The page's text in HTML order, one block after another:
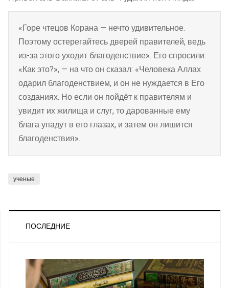
«Горе чтецов Корана — нечто удивительное.
Поэтому остерегайтесь дверей правителей, ведь
из-за этого уходит благоденствие». Его спросили:
«Как это?», — на что он сказал: «Человека Аллах
одарил благоденствием, и он не нуждается в Его
созданиях. Но если он пойдёт к правителям и
увидит их жилища и слуг, то дарованные ему
блага упадут в его глазах, и затем он лишится
благоденствия».
ученые
ПОСЛЕДНИЕ